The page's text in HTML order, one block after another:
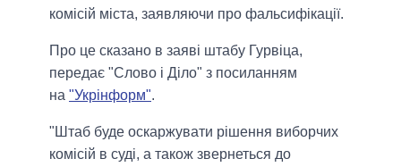
комісій міста, заявляючи про фальсифікації.
Про це сказано в заяві штабу Гурвіца,
передає "Слово і Діло" з посиланням
на "Укрінформ".
"Штаб буде оскаржувати рішення виборчих
комісій в суді, а також звернеться до